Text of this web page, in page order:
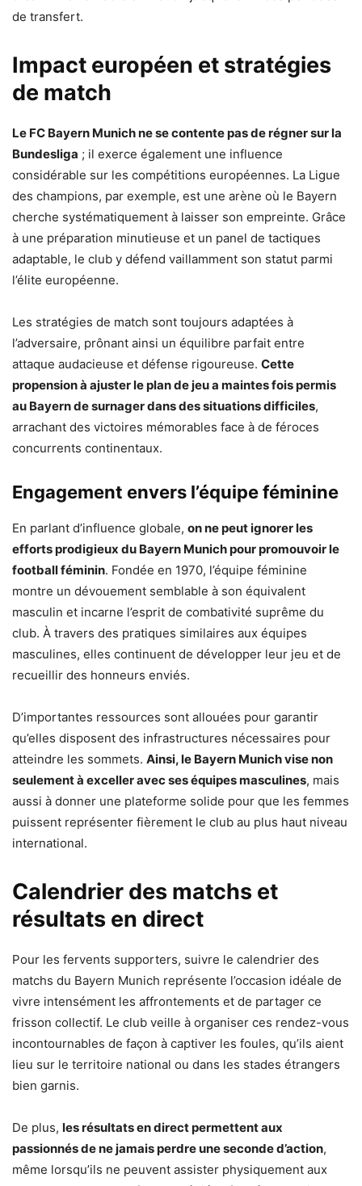
de transfert.
Impact européen et stratégies
de match
Le FC Bayern Munich ne se contente pas de régner sur la
Bundesliga ; il exerce également une influence
considérable sur les compétitions européennes. La Ligue
des champions, par exemple, est une arène où le Bayern
cherche systématiquement à laisser son empreinte. Grâce
à une préparation minutieuse et un panel de tactiques
adaptable, le club y défend vaillamment son statut parmi
l’élite européenne.
Les stratégies de match sont toujours adaptées à
l’adversaire, prônant ainsi un équilibre parfait entre
attaque audacieuse et défense rigoureuse. Cette
propension à ajuster le plan de jeu a maintes fois permis
au Bayern de surnager dans des situations difficiles,
arrachant des victoires mémorables face à de féroces
concurrents continentaux.
Engagement envers l’équipe féminine
En parlant d’influence globale, on ne peut ignorer les
efforts prodigieux du Bayern Munich pour promouvoir le
football féminin. Fondée en 1970, l’équipe féminine
montre un dévouement semblable à son équivalent
masculin et incarne l’esprit de combativité suprême du
club. À travers des pratiques similaires aux équipes
masculines, elles continuent de développer leur jeu et de
recueillir des honneurs enviés.
D’importantes ressources sont allouées pour garantir
qu’elles disposent des infrastructures nécessaires pour
atteindre les sommets. Ainsi, le Bayern Munich vise non
seulement à exceller avec ses équipes masculines, mais
aussi à donner une plateforme solide pour que les femmes
puissent représenter fièrement le club au plus haut niveau
international.
Calendrier des matchs et
résultats en direct
Pour les fervents supporters, suivre le calendrier des
matchs du Bayern Munich représente l’occasion idéale de
vivre intensément les affrontements et de partager ce
frisson collectif. Le club veille à organiser ces rendez-vous
incontournables de façon à captiver les foules, qu’ils aient
lieu sur le territoire national ou dans les stades étrangers
bien garnis.
De plus, les résultats en direct permettent aux
passionnés de ne jamais perdre une seconde d’action,
même lorsqu’ils ne peuvent assister physiquement aux